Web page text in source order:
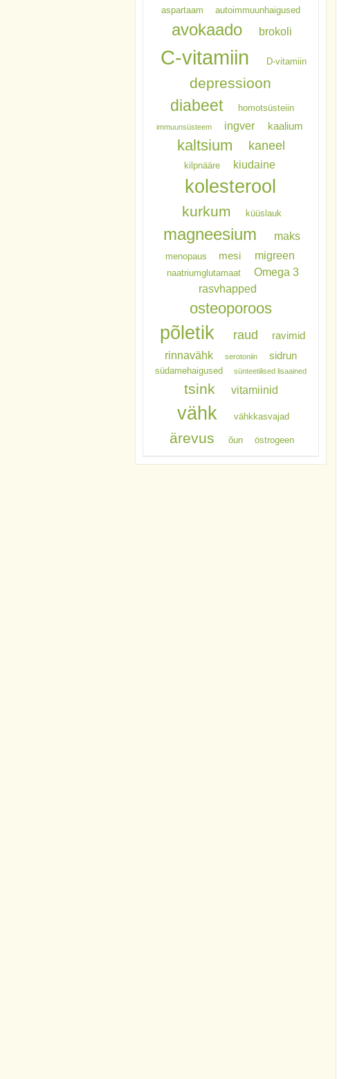
aspartaam autoimmuunhaigused
avokaado brokoli
C-vitamiin D-vitamiin
depressioon
diabeet homotsüsteiin
immuunsüsteem ingver kaalium
kaltsium kaneel
kilpnääre kiudaine
kolesterool
kurkum küüslauk
magneesium maks
menopaus mesi migreen
naatriumglutamaat
Omega 3
rasvhapped
osteoporoos
põletik raud ravimid
rinnavähk serotoniin sidrun
südamehaigused sünteetilised lisaained
tsink vitamiinid
vähk vähkkasvajad
ärevus õun östrogeen